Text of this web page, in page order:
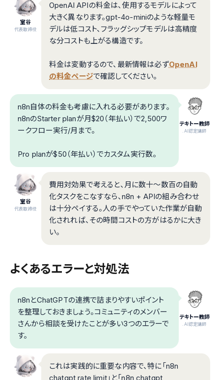
室谷
代表取締役
OpenAI APIの料金は、使用するモデルによって
大きく異なります。gpt-4o-miniのような軽量モ
デルは低コスト、フラッグシップモデルは高精度
な分コストも上がる構造です。
料金は変動するので、最新情報は必ずOpenAI
の料金ページで確認してください。
テキトー教師
.AI認定講師
n8n自体の料金も考慮に入れる必要があります。
n8nのStarter planが月$20（年払い）で2,500ワ
ークフロー実行/月まで。
Pro planが$50（年払い）でカスタム実行数。
室谷
代表取締役
費用対効果で考えると、月に数十〜数百の自動
化タスクをこなすなら、n8n + APIの組み合わせ
は十分ペイする。人の手でやっていた作業が自動
化されれば、その時間コストの方がはるかに大き
い。
よくあるエラーと対処法
テキトー教師
.AI認定講師
n8nとChatGPTの連携で詰まりやすいポイント
を整理しておきましょう。コミュニティのメンバー
さんから相談を受けたことが多い3つのエラーで
す。
これは実践的に重要な内容で、特に「n8n
chatgpt rate limit」と「n8n chatgpt